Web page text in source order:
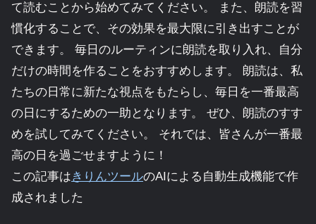
て読むことから始めてみてください。 また、朗読を習
慣化することで、その効果を最大限に引き出すことが
できます。 毎日のルーティンに朗読を取り入れ、自分
だけの時間を作ることをおすすめします。 朗読は、私
たちの日常に新たな視点をもたらし、毎日を一番最高
の日にするための一助となります。 ぜひ、朗読のすす
めを試してみてください。 それでは、皆さんが一番最
高の日を過ごせますように！
この記事はきりんツールのAIによる自動生成機能で作
成されました